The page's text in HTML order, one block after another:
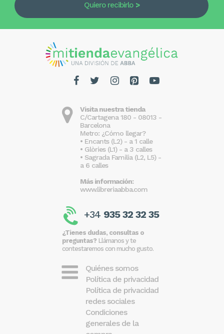
Quiero recibirlo
Visita nuestra tienda
C/Cartagena 180 - 08013 -
Barcelona
Metro: ¿Cómo llegar?
• Encants (L2) - a 1 calle
• Glòries (L1) - a 3 calles
• Sagrada Familia (L2, L5) -
a 6 calles
Más información:
www.libreriaabba.com
+34 935 32 32 35
¿Tienes dudas, consultas o
preguntas? Llámanos y te
contestaremos con mucho gusto.
Quiénes somos
Política de privacidad
Política de privacidad
redes sociales
Condiciones
generales de la